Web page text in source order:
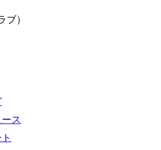
ブ）
ス